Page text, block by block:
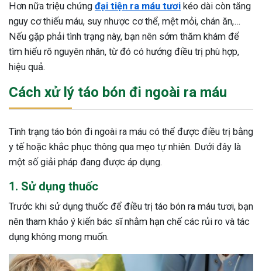
Hơn nữa triệu chứng đại tiện ra máu tươi kéo dài còn tăng
nguy cơ thiếu máu, suy nhược cơ thể, mệt mỏi, chán ăn,…
Nếu gặp phải tình trạng này, bạn nên sớm thăm khám để
tìm hiểu rõ nguyên nhân, từ đó có hướng điều trị phù hợp,
hiệu quả.
Cách xử lý táo bón đi ngoài ra máu
Tình trạng táo bón đi ngoài ra máu có thể được điều trị bằng
y tế hoặc khắc phục thông qua mẹo tự nhiên. Dưới đây là
một số giải pháp đang được áp dụng.
1. Sử dụng thuốc
Trước khi sử dụng thuốc để điều trị táo bón ra máu tươi, bạn
nên tham khảo ý kiến bác sĩ nhằm hạn chế các rủi ro và tác
dụng không mong muốn.